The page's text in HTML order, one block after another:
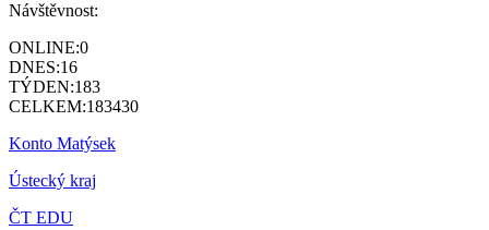
Návštěvnost:
ONLINE:0
DNES:16
TÝDEN:183
CELKEM:183430
Konto Matýsek
Ústecký kraj
ČT EDU